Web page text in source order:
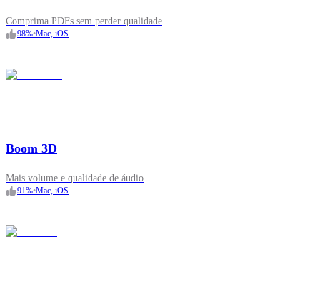
Comprima PDFs sem perder qualidade
98%•Mac, iOS
Boom 3D
Mais volume e qualidade de áudio
91%•Mac, iOS